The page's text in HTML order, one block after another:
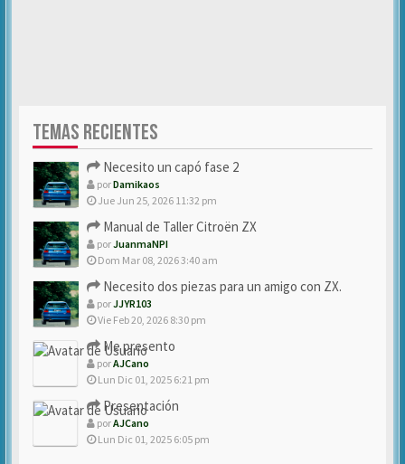
TEMAS RECIENTES
Necesito un capó fase 2
porDamikaos
Jue Jun 25, 2026 11:32 pm
Manual de Taller Citroën ZX
porJuanmaNPI
Dom Mar 08, 2026 3:40 am
Necesito dos piezas para un amigo con ZX.
porJJYR103
Vie Feb 20, 2026 8:30 pm
Me presento
porAJCano
Lun Dic 01, 2025 6:21 pm
Presentación
porAJCano
Lun Dic 01, 2025 6:05 pm